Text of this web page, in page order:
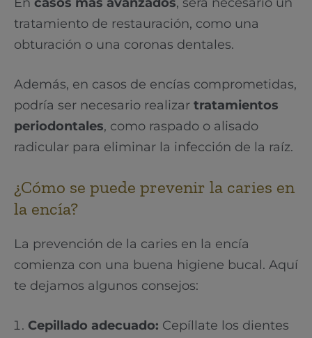
En casos más avanzados, será necesario un
tratamiento de restauración, como una
obturación o una coronas dentales.
Además, en casos de encías comprometidas,
podría ser necesario realizar tratamientos
periodontales, como raspado o alisado
radicular para eliminar la infección de la raíz.
¿Cómo se puede prevenir la caries en
la encía?
La prevención de la caries en la encía
comienza con una buena higiene bucal. Aquí
te dejamos algunos consejos:
Cepillado adecuado: Cepíllate los dientes